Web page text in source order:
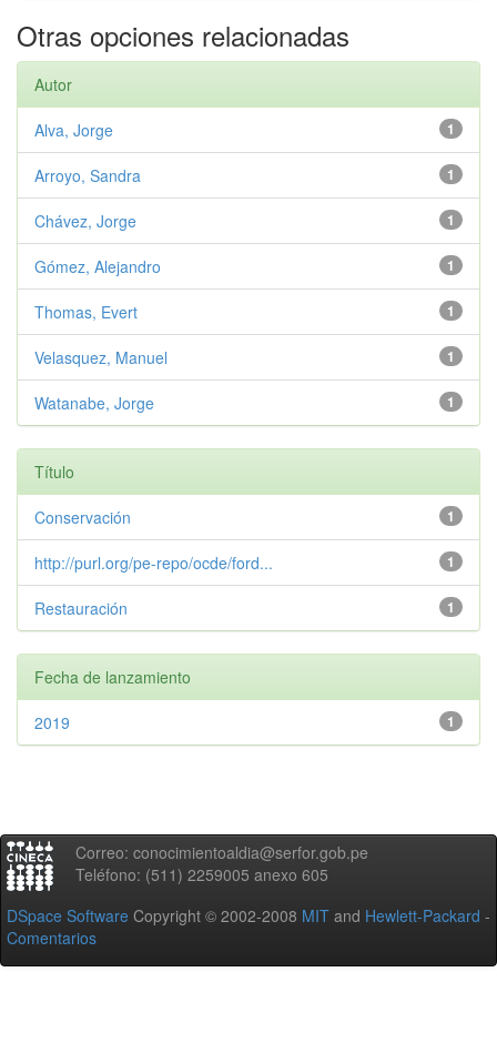
Otras opciones relacionadas
Autor
1
Alva, Jorge
1
Arroyo, Sandra
1
Chávez, Jorge
1
Gómez, Alejandro
1
Thomas, Evert
1
Velasquez, Manuel
1
Watanabe, Jorge
Título
1
Conservación
1
http://purl.org/pe-repo/ocde/ford...
1
Restauración
Fecha de lanzamiento
1
2019
Correo: conocimientoaldia@serfor.gob.pe
Teléfono: (511) 2259005 anexo 605
DSpace Software Copyright © 2002-2008 MIT and Hewlett-Packard -
Comentarios